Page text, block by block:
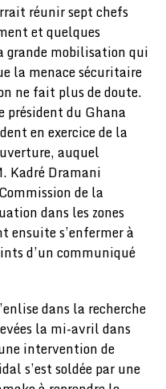
réunir sept chefs
et quelques
grande mobilisation qui
la menace sécuritaire
ne fait plus de doute.
président du Ghana
en exercice de la
auquel
Kadré Dramani
de la
dans les zones
ensuite s’enfermer à
d’un communiqué
dans la recherche
la mi-avril dans
intervention de
s’est soldée par une